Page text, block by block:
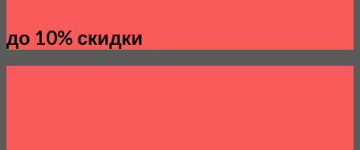
до 10% скидки